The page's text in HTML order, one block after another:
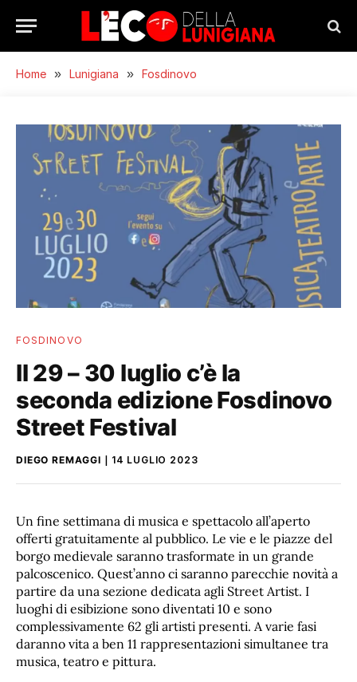
Home » Lunigiana » Fosdinovo
FOSDINOVO
Il 29 – 30 luglio c’è la
seconda edizione Fosdinovo
Street Festival
DIEGO REMAGGI 14 LUGLIO 2023
Un fine settimana di musica e spettacolo all’aperto
offerti gratuitamente al pubblico. Le vie e le piazze del
borgo medievale saranno trasformate in un grande
palcoscenico. Quest’anno ci saranno parecchie novità a
partire da una sezione dedicata agli Street Artist. I
luoghi di esibizione sono diventati 10 e sono
complessivamente 62 gli artisti presenti. A varie fasi
daranno vita a ben 11 rappresentazioni simultanee tra
musica, teatro e pittura.